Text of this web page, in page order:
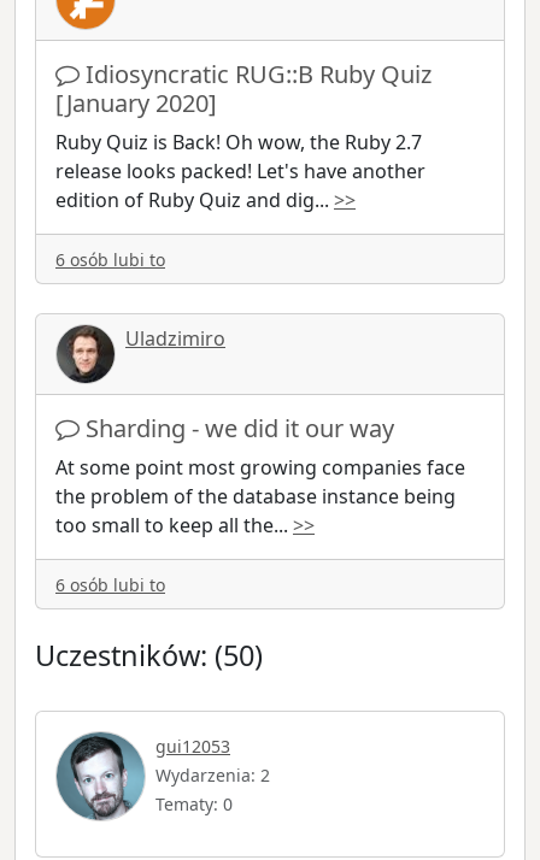
Idiosyncratic RUG::B Ruby Quiz
[January 2020]
Ruby Quiz is Back! Oh wow, the Ruby 2.7
release looks packed! Let's have another
edition of Ruby Quiz and dig... >>
6 osób lubi to
Uladzimiro
Sharding - we did it our way
At some point most growing companies face
the problem of the database instance being
too small to keep all the... >>
6 osób lubi to
Uczestników: (50)
gui12053
Wydarzenia: 2
Tematy: 0